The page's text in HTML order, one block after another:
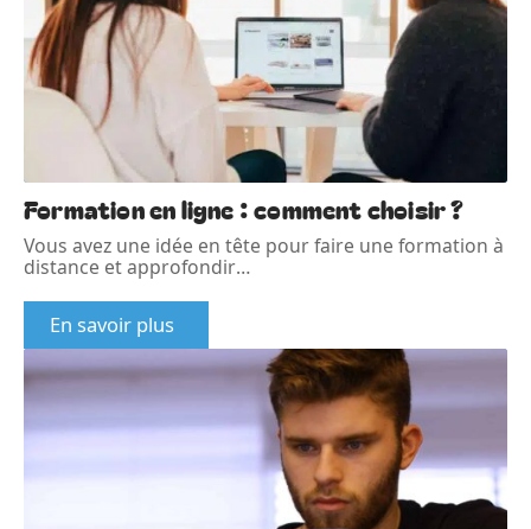
Formation en ligne : comment choisir ?
Vous avez une idée en tête pour faire une formation à
distance et approfondir…
En savoir plus